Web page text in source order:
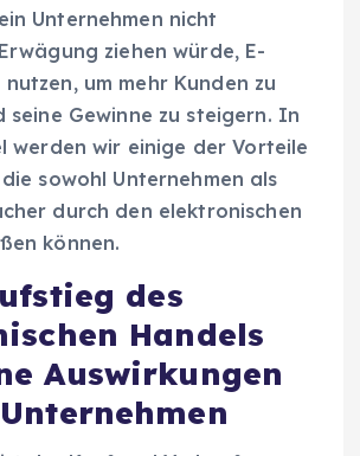
Unternehmen nicht
ziehen würde, E-
nutzen, um mehr Kunden zu
seine Gewinne zu steigern. In
werden wir einige der Vorteile
sowohl Unternehmen als
durch den elektronischen
können.
des
Handels
Auswirkungen